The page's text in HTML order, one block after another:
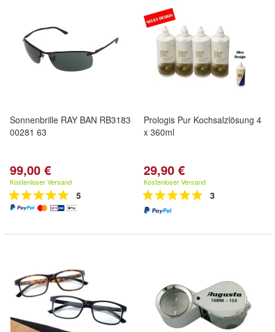
Sonnenbrille RAY BAN RB3183
00281 63
99,00 €
Kostenloser Versand
5
Prologis Pur Kochsalzlösung 4
x 360ml
29,90 €
Kostenloser Versand
3